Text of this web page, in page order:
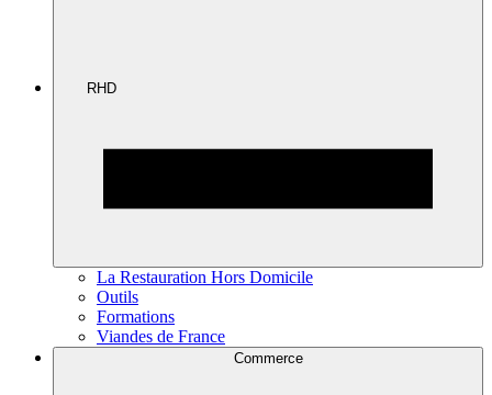
RHD
La Restauration Hors Domicile
Outils
Formations
Viandes de France
Commerce